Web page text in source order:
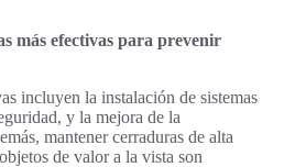
más efectivas para prevenir
incluyen la instalación de sistemas
y la mejora de la
mantener cerraduras de alta
de valor a la vista son